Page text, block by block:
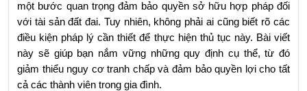
một bước quan trọng đảm bảo quyền sở hữu hợp pháp đối
với tài sản đất đai. Tuy nhiên, không phải ai cũng biết rõ các
điều kiện pháp lý cần thiết để thực hiện thủ tục này. Bài viết
này sẽ giúp bạn nắm vững những quy định cụ thể, từ đó
giảm thiểu nguy cơ tranh chấp và đảm bảo quyền lợi cho tất
cả các thành viên trong gia đình.